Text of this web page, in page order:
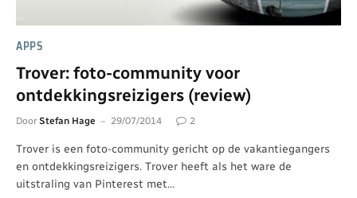
APPS
Trover: foto-community voor
ontdekkingsreizigers (review)
Door Stefan Hage 29/07/2014 2
Trover is een foto-community gericht op de vakantiegangers
en ontdekkingsreizigers. Trover heeft als het ware de
uitstraling van Pinterest met…